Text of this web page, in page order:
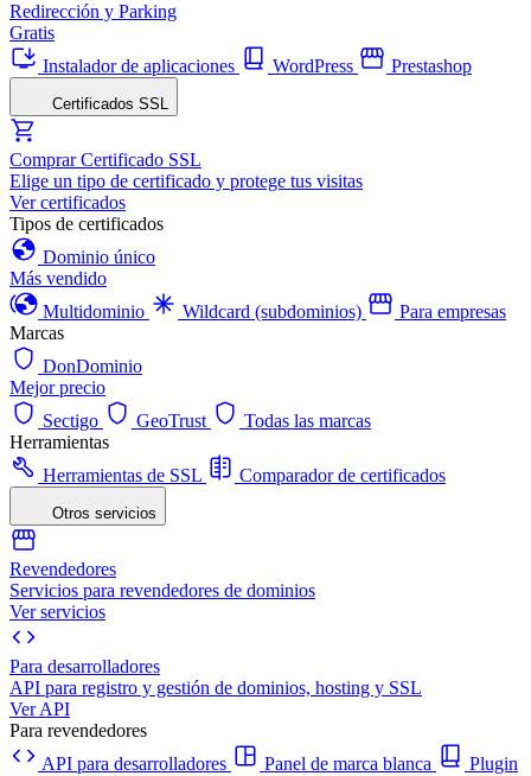
Redirección y Parking
Gratis
Instalador de aplicaciones
WordPress Prestashop
Certificados SSL
Comprar Certificado SSL
Elige un tipo de certificado y protege tus visitas
Ver certificados
Tipos de certificados
Dominio único
Más vendido
Multidominio
Wildcard (subdominios)
Para empresas
Marcas
DonDominio
Mejor precio
Sectigo
GeoTrust
Todas las marcas
Herramientas
Herramientas de SSL
Comparador de certificados
Otros servicios
Revendedores
Servicios para revendedores de dominios
Ver servicios
Para desarrolladores
API para registro y gestión de dominios, hosting y SSL
Ver API
Para revendedores
API para desarrolladores
Panel de marca blanca
Plugin